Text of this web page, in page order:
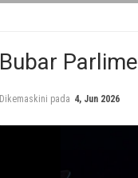
Bubar
Dikemaskini pada 4, Jun 2026